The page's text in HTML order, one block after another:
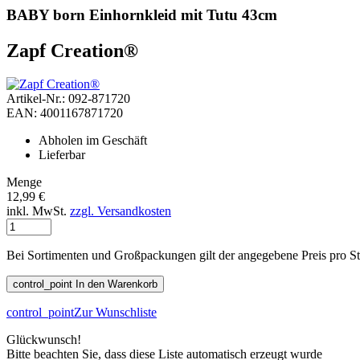
BABY born Einhornkleid mit Tutu 43cm
Zapf Creation®
Artikel-Nr.: 092-871720
EAN: 4001167871720
Abholen im Geschäft
Lieferbar
Menge
12,99 €
inkl. MwSt. zzgl. Versandkosten
Bei Sortimenten und Großpackungen gilt der angegebene Preis pro
control_point In den Warenkorb
control_pointZur Wunschliste
Glückwunsch!
Bitte beachten Sie, dass diese Liste automatisch erzeugt wurde